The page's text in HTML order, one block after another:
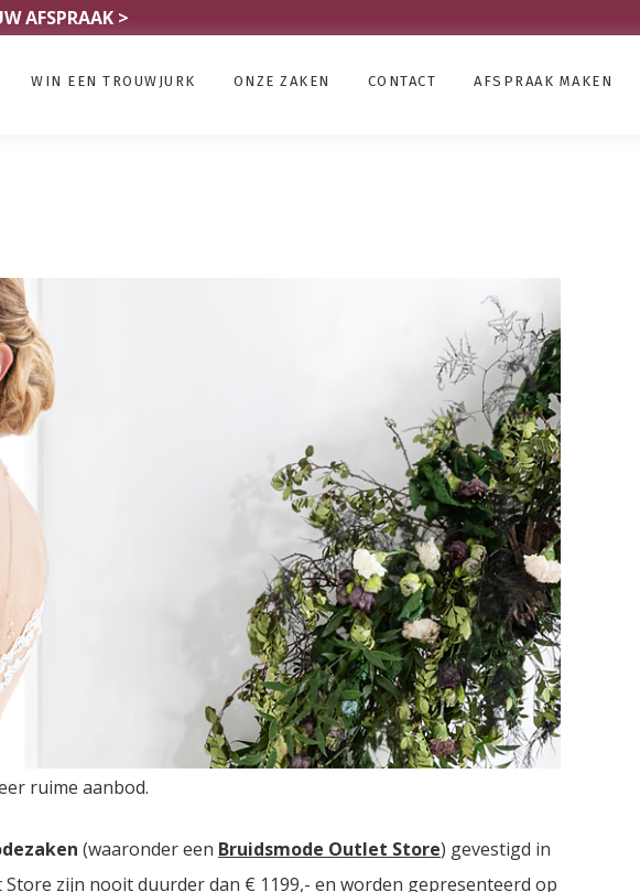
AFSPRAAK >
WIN EEN TROUWJURK ONZE ZAKEN CONTACT AFSPRAAK MAKEN
u in Eindhoven. Drie bruidsmodezaken met in totaal meer dan
ruime aanbod.
(waaronder een Bruidsmode Outlet Store) gevestigd in
zijn nooit duurder dan € 1199,- en worden gepresenteerd op